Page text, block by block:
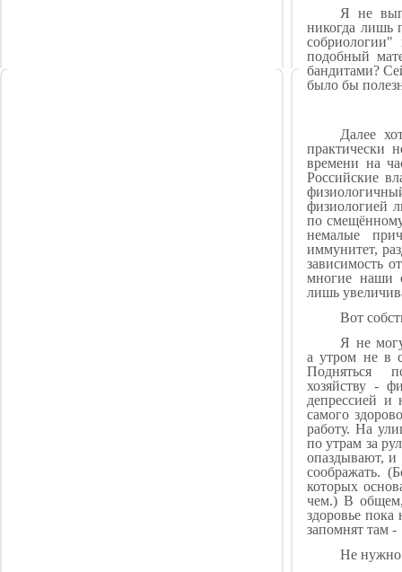
Я не
никогда лишь
подобный
бандитами?
было бы
Далее
практически
времени на
Российские
физиологией
по смещённому
немалые
иммунитет,
зависимость
многие наши
лишь
Вот
Я не
а утром не в
Подняться
хозяйству -
депрессией и
самого
работу. На
по утрам за
опаздывают, и
соображать.
которых
чем.) В
здоровье
запомнят там
Не нужно